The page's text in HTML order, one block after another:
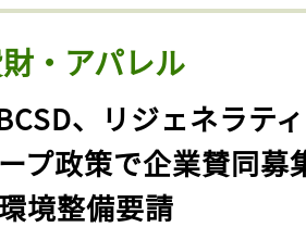
・アパレル
、リジェネラテ
プ政策で企業賛同募
境整備要請